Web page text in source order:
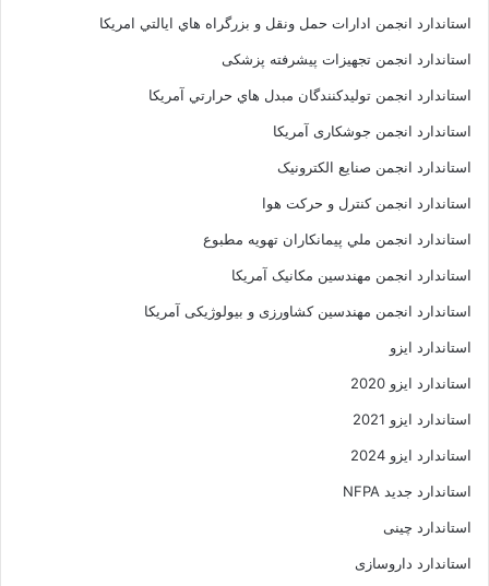
استاندارد انجمن ادارات حمل ونقل و بزرگراه هاي ايالتي امريکا
استاندارد انجمن تجهیزات پیشرفته پزشکی
استاندارد انجمن توليدکنندگان مبدل هاي حرارتي آمريکا
استاندارد انجمن جوشکاری آمریکا
استاندارد انجمن صنايع الکترونيک
استاندارد انجمن کنترل و حرکت هوا
استاندارد انجمن ملي پيمانکاران تهويه مطبوع
استاندارد انجمن مهندسين مکانيک آمريکا
استاندارد انجمن مهندسین کشاورزی و بیولوژیکی آمریکا
استاندارد ایزو
استاندارد ایزو 2020
استاندارد ایزو 2021
استاندارد ایزو 2024
استاندارد جدید NFPA
استاندارد چینی
استاندارد داروسازی